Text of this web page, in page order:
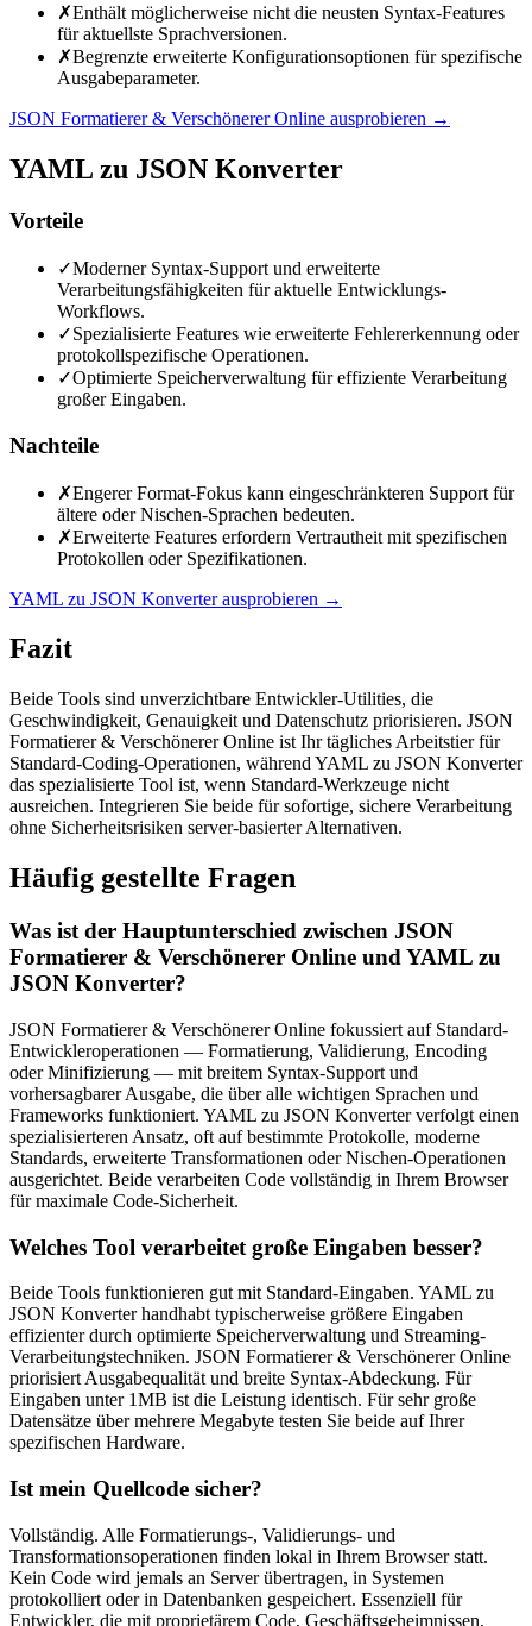
✗Enthält möglicherweise nicht die neusten Syntax-Features
für aktuellste Sprachversionen.
✗Begrenzte erweiterte Konfigurationsoptionen für spezifische
Ausgabeparameter.
JSON Formatierer & Verschönerer Online ausprobieren →
YAML zu JSON Konverter
Vorteile
✓Moderner Syntax-Support und erweiterte
Verarbeitungsfähigkeiten für aktuelle Entwicklungs-
Workflows.
✓Spezialisierte Features wie erweiterte Fehlererkennung oder
protokollspezifische Operationen.
✓Optimierte Speicherverwaltung für effiziente Verarbeitung
großer Eingaben.
Nachteile
✗Engerer Format-Fokus kann eingeschränkteren Support für
ältere oder Nischen-Sprachen bedeuten.
✗Erweiterte Features erfordern Vertrautheit mit spezifischen
Protokollen oder Spezifikationen.
YAML zu JSON Konverter ausprobieren →
Fazit
Beide Tools sind unverzichtbare Entwickler-Utilities, die
Geschwindigkeit, Genauigkeit und Datenschutz priorisieren. JSON
Formatierer & Verschönerer Online ist Ihr tägliches Arbeitstier für
Standard-Coding-Operationen, während YAML zu JSON Konverter
das spezialisierte Tool ist, wenn Standard-Werkzeuge nicht
ausreichen. Integrieren Sie beide für sofortige, sichere Verarbeitung
ohne Sicherheitsrisiken server-basierter Alternativen.
Häufig gestellte Fragen
Was ist der Hauptunterschied zwischen JSON
Formatierer & Verschönerer Online und YAML zu
JSON Konverter?
JSON Formatierer & Verschönerer Online fokussiert auf Standard-
Entwickleroperationen — Formatierung, Validierung, Encoding
oder Minifizierung — mit breitem Syntax-Support und
vorhersagbarer Ausgabe, die über alle wichtigen Sprachen und
Frameworks funktioniert. YAML zu JSON Konverter verfolgt einen
spezialisierteren Ansatz, oft auf bestimmte Protokolle, moderne
Standards, erweiterte Transformationen oder Nischen-Operationen
ausgerichtet. Beide verarbeiten Code vollständig in Ihrem Browser
für maximale Code-Sicherheit.
Welches Tool verarbeitet große Eingaben besser?
Beide Tools funktionieren gut mit Standard-Eingaben. YAML zu
JSON Konverter handhabt typischerweise größere Eingaben
effizienter durch optimierte Speicherverwaltung und Streaming-
Verarbeitungstechniken. JSON Formatierer & Verschönerer Online
priorisiert Ausgabequalität und breite Syntax-Abdeckung. Für
Eingaben unter 1MB ist die Leistung identisch. Für sehr große
Datensätze über mehrere Megabyte testen Sie beide auf Ihrer
spezifischen Hardware.
Ist mein Quellcode sicher?
Vollständig. Alle Formatierungs-, Validierungs- und
Transformationsoperationen finden lokal in Ihrem Browser statt.
Kein Code wird jemals an Server übertragen, in Systemen
protokolliert oder in Datenbanken gespeichert. Essenziell für
Entwickler, die mit proprietärem Code, Geschäftsgeheimnissen,